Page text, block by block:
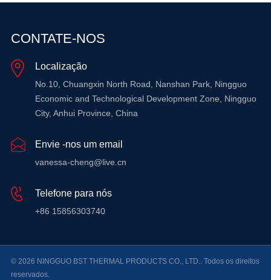
CONTATE-NOS
Localização
No.10, Chuangxin North Road, Nanshan Park, Ningguo
Economic and Technological Development Zone, Ningguo
City, Anhui Province, China
Envie -nos um email
vanessa-cheng@live.cn
Telefone para nós
+86 15856303740
© 2026 NINGGUO BST THERMAL PRODUCTS CO., LTD.. Todos os direitos
reservados.